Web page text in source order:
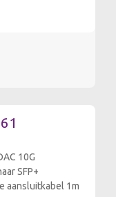
10G
SFP+
aansluitkabel 1m